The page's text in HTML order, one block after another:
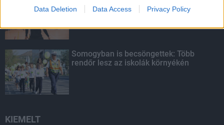
Data Deletion Data Access Privacy Policy
Somogyban is becsöngettek: Több
rendőr lesz az iskolák környékén
KIEMELT